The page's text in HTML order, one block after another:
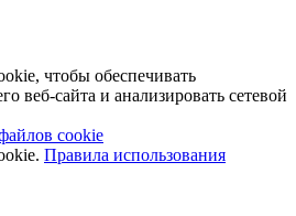
чтобы обеспечивать
веб-сайта и анализировать сетевой
cookie
Правила использования